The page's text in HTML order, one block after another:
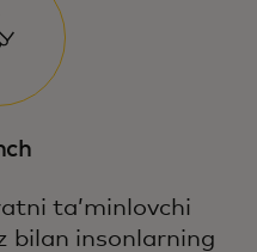
taʼminlovchi
bilan insonlarning